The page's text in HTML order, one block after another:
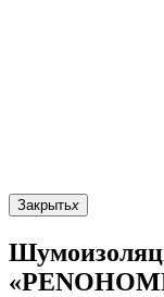
Закрытьx